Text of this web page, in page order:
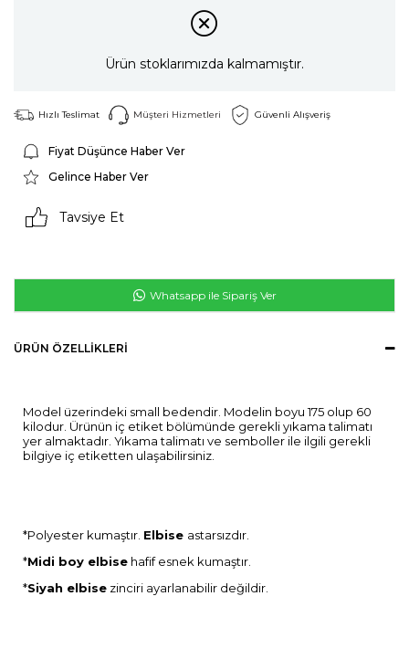
Ürün stoklarımızda kalmamıştır.
Hızlı Teslimat Müşteri Hizmetleri Güvenli Alışveriş
Fiyat Düşünce Haber Ver
Gelince Haber Ver
Tavsiye Et
Whatsapp ile Sipariş Ver
ÜRÜN ÖZELLIKLERI
Model üzerindeki small bedendir. Modelin boyu 175 olup 60
kilodur. Ürünün iç etiket bölümünde gerekli yıkama talimatı
yer almaktadır. Yıkama talimatı ve semboller ile ilgili gerekli
bilgiye iç etiketten ulaşabilirsiniz.
*Polyester kumaştır. Elbise astarsızdır.
*Midi boy elbise hafif esnek kumaştır.
*Siyah elbise zinciri ayarlanabilir değildir.